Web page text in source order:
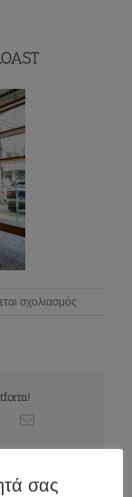
σχολιασμός
PinterestEmail
σας